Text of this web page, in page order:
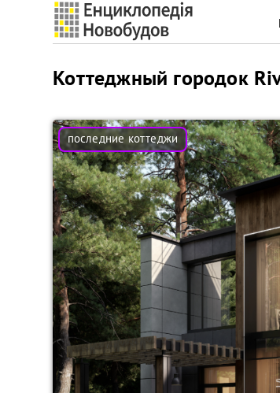
Коттеджный городок